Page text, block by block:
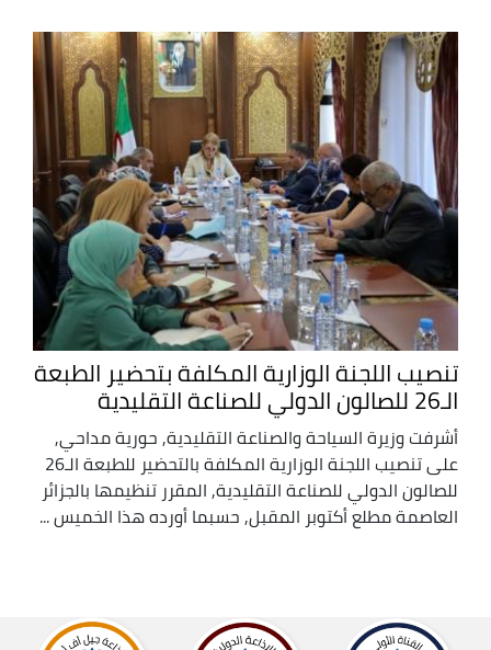
تنصيب اللجنة الوزارية المكلفة بتحضير الطبعة
أشرفت وزيرة السياحة والصناعة التقليدية, حورية مداحي,
على تنصيب اللجنة الوزارية المكلفة بالتحضير للطبعة الـ26
للصالون الدولي للصناعة التقليدية, المقرر تنظيمها بالجزائر
العاصمة مطلع أكتوبر المقبل, حسبما أورده هذا الخميس ...